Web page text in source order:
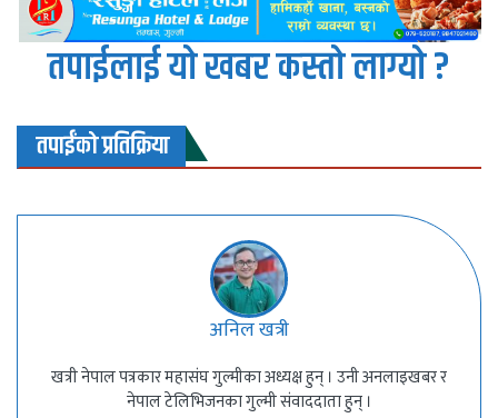
तपाईलाई यो खबर कस्तो लाग्यो ?
तपाईंको प्रतिक्रिया
अनिल खत्री
खत्री नेपाल पत्रकार महासंघ गुल्मीका अध्यक्ष हुन् । उनी अनलाइखबर र
नेपाल टेलिभिजनका गुल्मी संवाददाता हुन् ।